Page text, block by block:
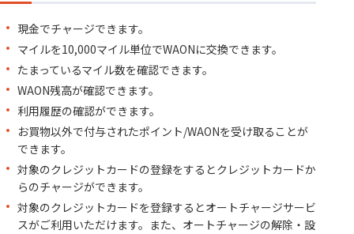
現金でチャージできます。
マイルを10,000マイル単位でWAONに交換できます。
たまっているマイル数を確認できます。
WAON残高が確認できます。
利用履歴の確認ができます。
お買物以外で付与されたポイント/WAONを受け取ることが
できます。
対象のクレジットカードの登録をするとクレジットカードか
らのチャージができます。
対象のクレジットカードを登録するとオートチャージサービ
スがご利用いただけます。また、オートチャージの解除・設